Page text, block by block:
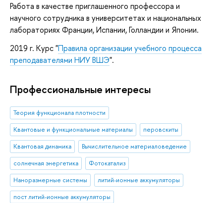
Работа в качестве приглашенного профессора и
научного сотрудника в университетах и национальных
лабораториях Франции, Испании, Голландии и Японии.
2019 г. Курс "Правила организации учебного процесса
преподавателями НИУ ВШЭ".
Профессиональные интересы
Теория функционала плотности
Квантовые и функциональные материалы
перовскиты
Квантовая динамика
Вычислительное материаловедение
солнечная энергетика
Фотокатализ
Наноразмерные системы
литий-ионные аккумуляторы
пост литий-ионные аккумуляторы